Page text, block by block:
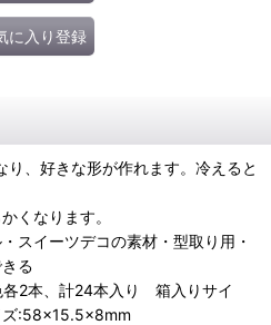
に入り登録
、好きな形が作れます。冷えると
くなります。
スイーツデコの素材・型取り用・
る
各2本、計24本入り 箱入りサイ
:58×15.5×8mm